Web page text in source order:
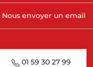
Nous envoyer un email
01 59 30 27 99